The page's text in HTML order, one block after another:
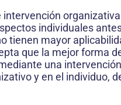
intervención
individuales
tienen mayor
que la mejor forma
una intervención
y en el individuo,